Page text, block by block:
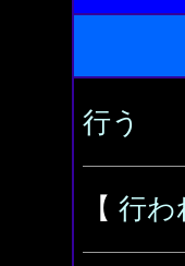
行う
【 行わ